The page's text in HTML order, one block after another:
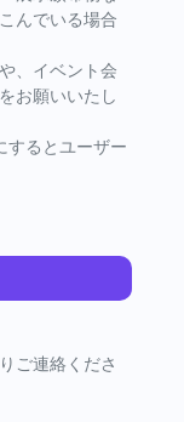
んでいる場合
、イベント会
お願いいたし
るとユーザー
ご連絡くださ